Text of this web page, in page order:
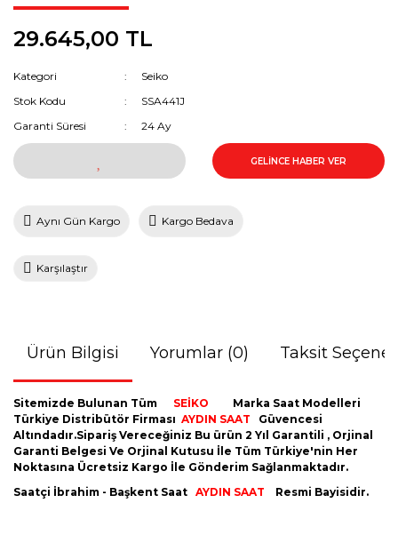
29.645,00 TL
Kategori
Seiko
Stok Kodu
SSA441J
Garanti Süresi
24 Ay
GELİNCE HABER VER
Aynı Gün Kargo Kargo Bedava
Karşılaştır
Ürün Bilgisi Yorumlar (0) Taksit
Sitemizde Bulunan Tüm SEİKO
Marka Saat Modelleri
Türkiye Distribütör Firması AYDIN SAAT
Güvencesi
Altındadır.Sipariş Vereceğiniz Bu ürün 2 Yıl Garantili , Orjinal
Garanti Belgesi Ve Orjinal Kutusu İle Tüm Türkiye'nin Her
Noktasına Ücretsiz Kargo İle Gönderim Sağlanmaktadır.
Saatçi İbrahim - Başkent Saat AYDIN SAAT Resmi Bayisidir.